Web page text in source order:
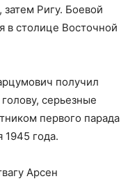
Ригу. Боевой
в столице Восточной
получил
серьезные
первого парада
года.
Арсен